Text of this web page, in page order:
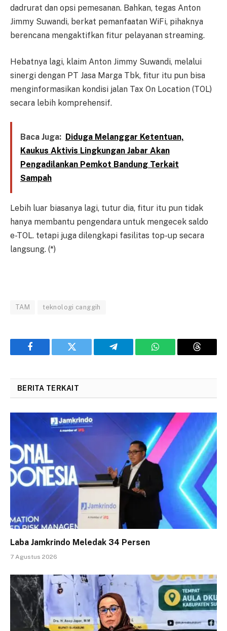
dadrurat dan opsi pemesanan. Bahkan, tegas Anton
Jimmy Suwandi, berkat pemanfaatan WiFi, pihaknya
berencana mengaktifkan fitur pelayanan streaming.
Hebatnya lagi, klaim Anton Jimmy Suwandi, melalui
sinergi dengan PT Jasa Marga Tbk, fitur itu pun bisa
menginformasikan kondisi jalan Tax On Location (TOL)
secara lebih komprehensif.
Baca Juga: Diduga Melanggar Ketentuan,
Kaukus Aktivis Lingkungan Jabar Akan
Pengadilankan Pemkot Bandung Terkait
Sampah
Lebih luar biasanya lagi, tutur dia, fitur itu pun tidak
hanya membantu pengendara untuk mengecek saldo
e-TOL. tetapi juga dilengkapi fasilitas top-up secara
langsung. (*)
TAM teknologi canggih
Facebook Twitter Telegram WhatsApp Threads
BERITA TERKAIT
Laba Jamkrindo Meledak 34 Persen
7 Agustus 2026